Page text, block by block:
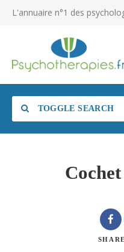
L'annuaire n°1 des
TOGGLE SEARCH
SHARE